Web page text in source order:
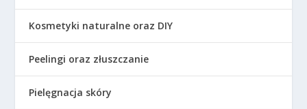
Kosmetyki naturalne oraz DIY
Peelingi oraz złuszczanie
Pielęgnacja skóry